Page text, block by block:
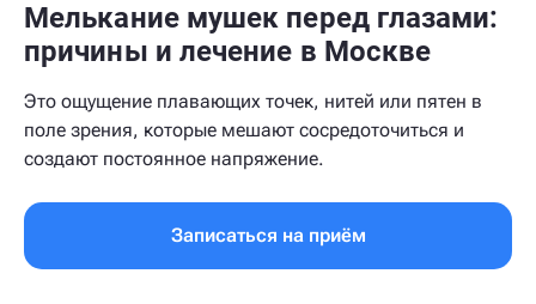
Мелькание мушек перед глазами:
причины и лечение в Москве
Это ощущение плавающих точек, нитей или пятен в
поле зрения, которые мешают сосредоточиться и
создают постоянное напряжение.
Записаться на приём